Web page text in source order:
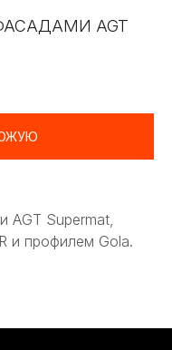
AGT
AGT Supermat,
и профилем Gola.